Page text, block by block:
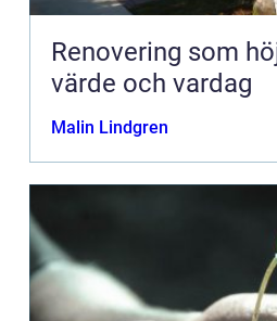
Renovering som
värde och vardag
Malin Lindgren